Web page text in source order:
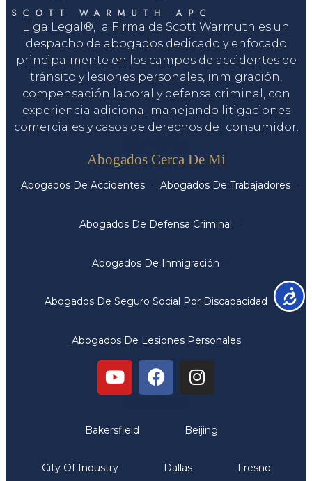
Liga Legal®, la Firma de Scott Warmuth es un
despacho de abogados dedicado y enfocado
principalmente en los campos de accidentes de
tránsito y lesiones personales, inmigración,
compensación laboral y defensa criminal, con
experiencia adicional manejando litigaciones
comerciales y casos de derechos del consumidor.
Abogados Cerca De Mi
Abogados De Accidentes Abogados De Trabajadores
Abogados De Defensa Criminal
Abogados De Inmigración
Abogados De Seguro Social Por Discapacidad
Abogados De Lesiones Personales
Bakersfield Beijing
City Of Industry Dallas Fresno